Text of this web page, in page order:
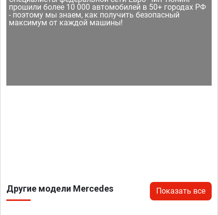
прошили более 10 000 автомобилей в 50+ городах РФ
- поэтому мы знаем, как получить безопасный
максимум от каждой машины!
Другие модели Mercedes Показать все